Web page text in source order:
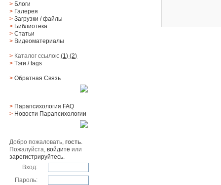
> Блоги
> Галерея
> Загрузки/файлы
> Библиотека
> Статьи
> Видеоматериалы
> Каталог ссылок:(1) (2)
> Тэги/ tags
> Обратная Cвязь
> Парапсихология FAQ
> Новости Парапсихологии
Добро пожаловать,гость.
Пожалуйста,войдите или
зарегистрируйтесь.
Вход:
Пароль: